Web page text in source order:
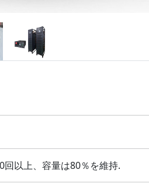
以上、容量は80％を維持.